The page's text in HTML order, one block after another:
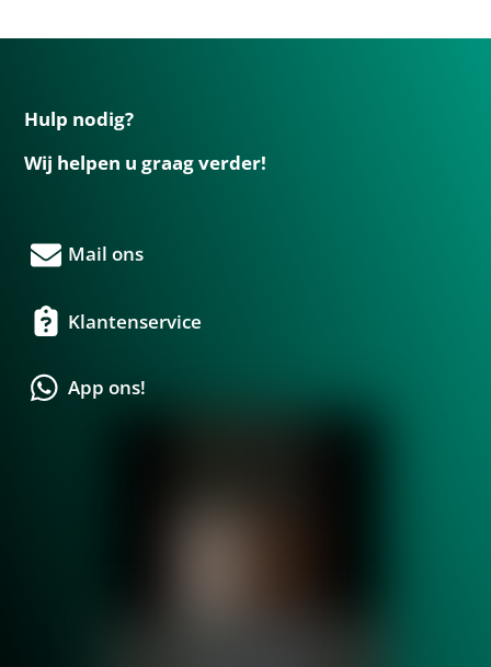
Hulp nodig?
Wij helpen u graag verder!
Mail ons
Klantenservice
App ons!